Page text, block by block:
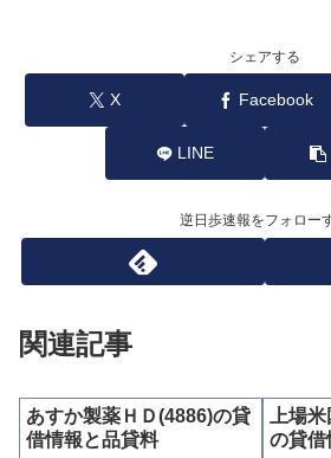
シェアする
X Facebook
LINE
逆日歩速報をフォロー
関連記事
あすか製薬ＨＤ(4886)の貸
借情報と品貸料
上場米
の貸借